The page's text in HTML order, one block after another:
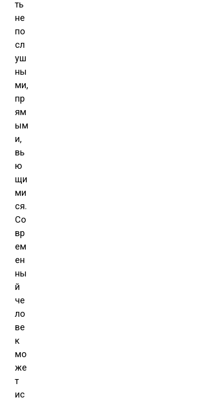
ть
не
по
сл
уш
ны
ми,
пр
ям
ым
и,
вь
ю
щи
ми
ся.
Со
вр
ем
ен
ны
й
че
ло
ве
к
мо
же
т
ис